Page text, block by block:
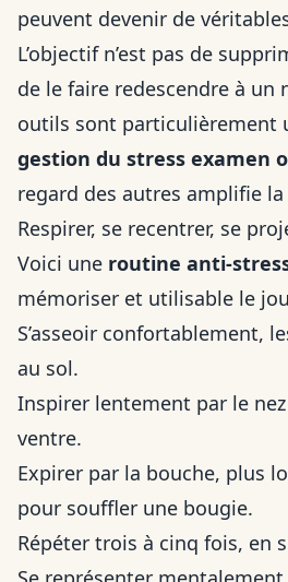
peuvent devenir de
L’objectif n’est pas de
de le faire redescendre à un
outils sont particulièrement
gestion du stress examen
regard des autres amplifie
Respirer, se recentrer, se
Voici une routine anti-
mémoriser et utilisable le
S’asseoir confortablement,
au sol.
Inspirer lentement par le
ventre.
Expirer par la bouche, plus
pour souffler une bougie.
Répéter trois à cinq fois, en